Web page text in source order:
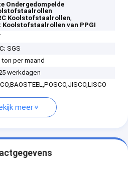
Ondergedompelde
Koolstofstaalrollen,
Koolstofstaalrollen van PPGI
SGS
ton per maand
werkdagen
meer